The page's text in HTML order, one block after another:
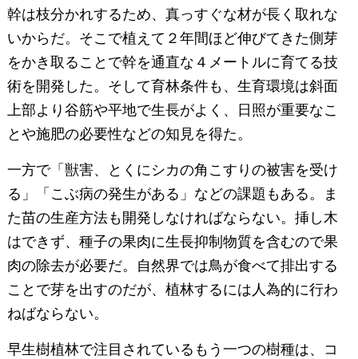
幹は枝分かれするため、真っすぐな材が長く取れな
いからだ。そこで植えて２年間ほど伸びてきた側芽
をかき取ることで幹を通直な４メートルに育てる技
術を開発した。そして育林条件も、生育環境は斜面
上部より谷筋や平地で生長がよく、日照が重要なこ
とや施肥の必要性などの知見を得た。
一方で「獣害、とくにシカの角こすりの被害を受け
る」「こぶ病の発生がある」などの課題もある。ま
た苗の生産方法も開発しなければならない。挿し木
はできず、種子の果肉に生長抑制物質を含むので果
肉の除去が必要だ。自然界では鳥が食べて排出する
ことで芽を出すのだが、植林するには人為的に行わ
ねばならない。
早生樹植林で注目されているもう一つの樹種は、コ